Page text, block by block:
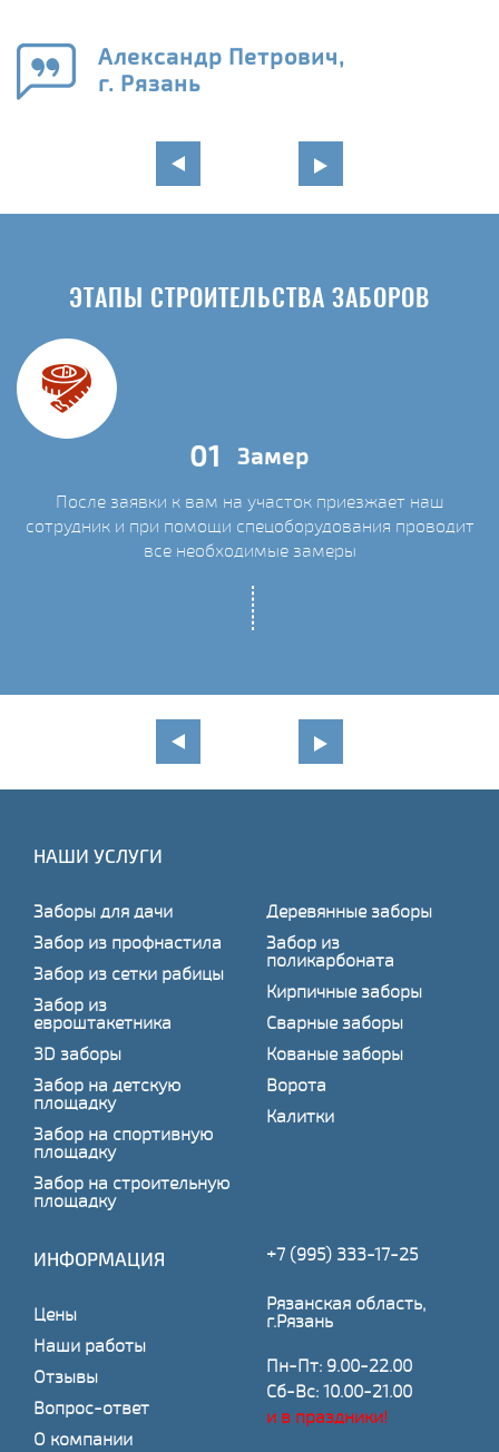
Александр Петрович,
г. Рязань
ЭТАПЫ СТРОИТЕЛЬСТВА ЗАБОРОВ
01 Замер
После заявки к вам на участок приезжает наш
сотрудник и при помощи спецоборудования проводит
все необходимые замеры
НАШИ УСЛУГИ
Заборы для дачи
Забор из профнастила
Забор из сетки рабицы
Забор из
евроштакетника
3D заборы
Забор на детскую
площадку
Забор на спортивную
площадку
Забор на строительную
площадку
Деревянные заборы
Забор из
поликарбоната
Кирпичные заборы
Сварные заборы
Кованые заборы
Ворота
Калитки
ИНФОРМАЦИЯ
Цены
Наши работы
Отзывы
Вопрос-ответ
О компании
+7 (995) 333-17-25
Рязанская область,
г.Рязань
Пн-Пт: 9.00-22.00
Сб-Вс: 10.00-21.00
и в праздники!